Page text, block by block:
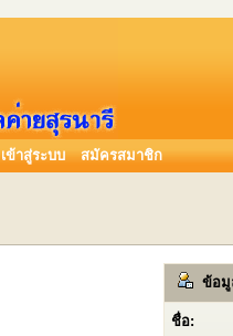
เข้าสู่ระบบ สมัครสมาชิก
ข้อมูล
ชื่อ: